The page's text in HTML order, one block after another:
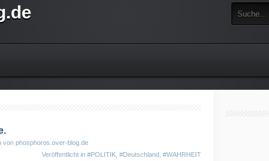
von phosphoros.over-blog.de
Veröffentlicht in #POLITIK #Deutschland #WAHRHEIT